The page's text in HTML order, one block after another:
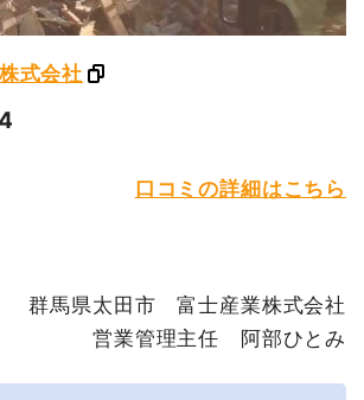
式会社
of 5
口コミの詳細はこちら
群馬県太田市 富士産業株式会社
​営業管理主任 阿部ひとみ